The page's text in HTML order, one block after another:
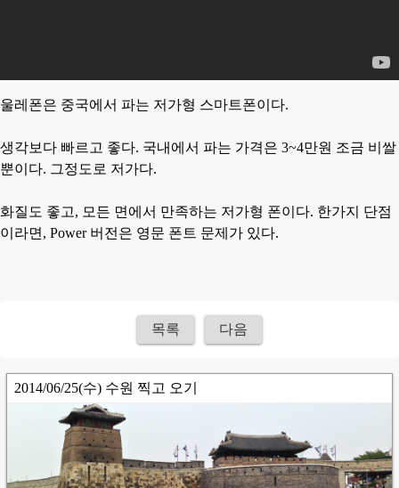
울레폰은 중국에서 파는 저가형 스마트폰이다.
생각보다 빠르고 좋다. 국내에서 파는 가격은 3~4만원 조금 비쌀
뿐이다. 그정도로 저가다.
화질도 좋고, 모든 면에서 만족하는 저가형 폰이다. 한가지 단점
이라면, Power 버전은 영문 폰트 문제가 있다.
목록 다음
2014/06/25(수) 수원 찍고 오기